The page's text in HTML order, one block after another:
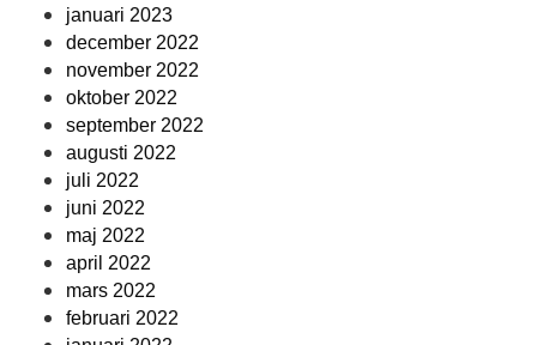
januari 2023
december 2022
november 2022
oktober 2022
september 2022
augusti 2022
juli 2022
juni 2022
maj 2022
april 2022
mars 2022
februari 2022